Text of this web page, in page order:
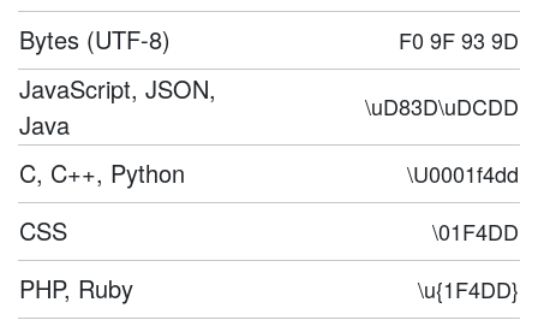
Bytes (UTF-8) F0 9F 93 9D
JavaScript, JSON,
Java
\uD83D\uDCDD
C, C++, Python \U0001f4dd
CSS \01F4DD
PHP, Ruby \u{1F4DD}